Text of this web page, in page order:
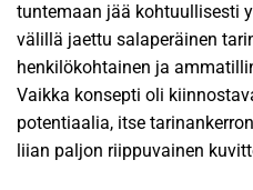
tuntemaan jää kohtuullisesti
välillä jaettu salaperäinen
henkilökohtainen ja
Vaikka konsepti oli
potentiaalia, itse
liian paljon riippuvainen